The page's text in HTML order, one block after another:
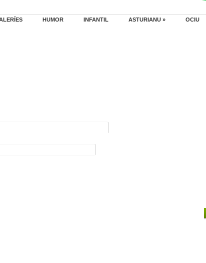
HUMOR INFANTIL ASTURIANU » OCIU